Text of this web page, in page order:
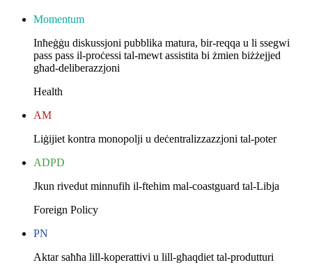
Momentum
Inħeġġu diskussjoni pubblika matura, bir-reqqa u li ssegwi
pass pass il-proċessi tal-mewt assistita bi żmien biżżejjed
għad-deliberazzjoni
Health
AM
Liġijiet kontra monopolji u deċentralizzazzjoni tal-poter
ADPD
Jkun rivedut minnufih il-ftehim mal-coastguard tal-Libja
Foreign Policy
PN
Aktar saħħa lill-koperattivi u lill-għaqdiet tal-produtturi